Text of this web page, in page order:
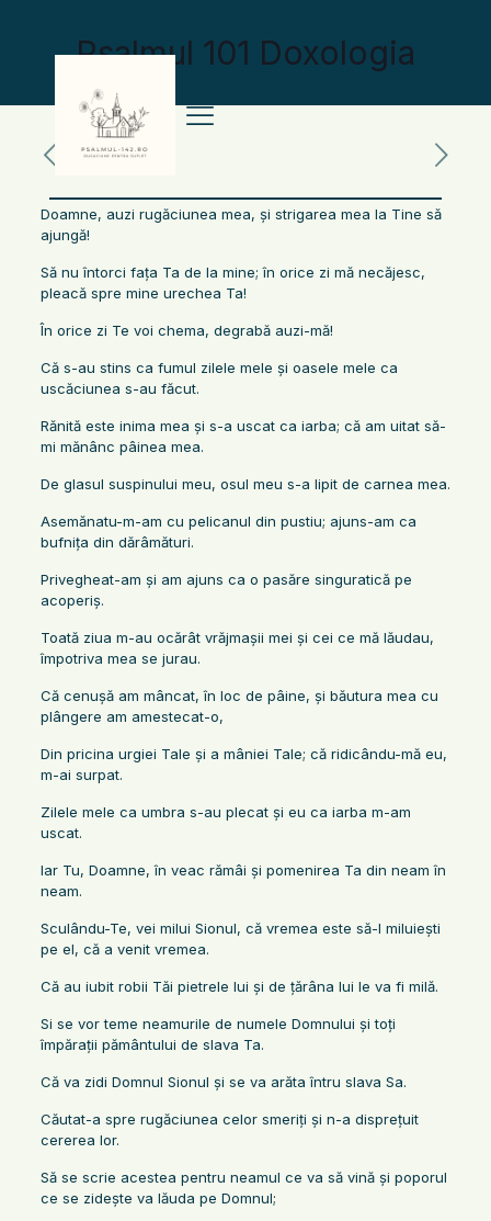
Psalmul 101 Doxologia
Doamne, auzi rugăciunea mea, şi strigarea mea la Tine să
ajungă!
Să nu întorci faţa Ta de la mine; în orice zi mă necăjesc,
pleacă spre mine urechea Ta!
În orice zi Te voi chema, degrabă auzi-mă!
Că s-au stins ca fumul zilele mele şi oasele mele ca
uscăciunea s-au făcut.
Rănită este inima mea şi s-a uscat ca iarba; că am uitat să-
mi mănânc pâinea mea.
De glasul suspinului meu, osul meu s-a lipit de carnea mea.
Asemănatu-m-am cu pelicanul din pustiu; ajuns-am ca
bufniţa din dărâmături.
Privegheat-am şi am ajuns ca o pasăre singuratică pe
acoperiş.
Toată ziua m-au ocărât vrăjmaşii mei şi cei ce mă lăudau,
împotriva mea se jurau.
Că cenuşă am mâncat, în loc de pâine, şi băutura mea cu
plângere am amestecat-o,
Din pricina urgiei Tale şi a mâniei Tale; că ridicându-mă eu,
m-ai surpat.
Zilele mele ca umbra s-au plecat şi eu ca iarba m-am
uscat.
Iar Tu, Doamne, în veac rămâi şi pomenirea Ta din neam în
neam.
Sculându-Te, vei milui Sionul, că vremea este să-l miluieşti
pe el, că a venit vremea.
Că au iubit robii Tăi pietrele lui şi de ţărâna lui le va fi milă.
Si se vor teme neamurile de numele Domnului şi toţi
împăraţii pământului de slava Ta.
Că va zidi Domnul Sionul şi se va arăta întru slava Sa.
Căutat-a spre rugăciunea celor smeriţi şi n-a dispreţuit
cererea lor.
Să se scrie acestea pentru neamul ce va să vină şi poporul
ce se zideşte va lăuda pe Domnul;